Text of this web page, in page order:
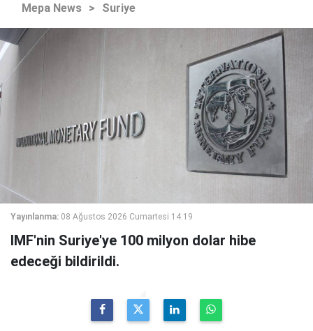
Mepa News > Suriye
Yayınlanma: 08 Ağustos 2026 Cumartesi 14:19
IMF'nin Suriye'ye 100 milyon dolar hibe
edeceği bildirildi.